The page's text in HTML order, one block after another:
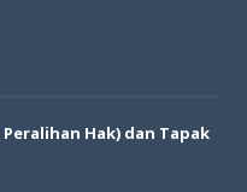
Hak) dan Tapak